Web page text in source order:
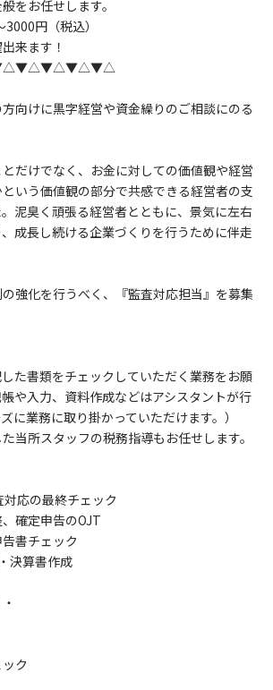
をお任せします。
円（税込）
来ます！
向けに黒字経営や資金繰りのご相談にのる
だけでなく、お金に対しての価値観や経営
いう価値観の部分で共感できる経営者の支
泥臭く頑張る経営者とともに、景気に左右
成長し続ける企業づくりを行うために伴走
強化を行うべく、『監査対応担当』を募集
た書類をチェックしていただく業務をお願
や入力、資料作成などはアシスタントが行
に業務に取り掛かっていただけます。）
当所スタッフの税務指導もお任せします。
対応の最終チェック
確定申告のOJT
書チェック
決算書作成
ク